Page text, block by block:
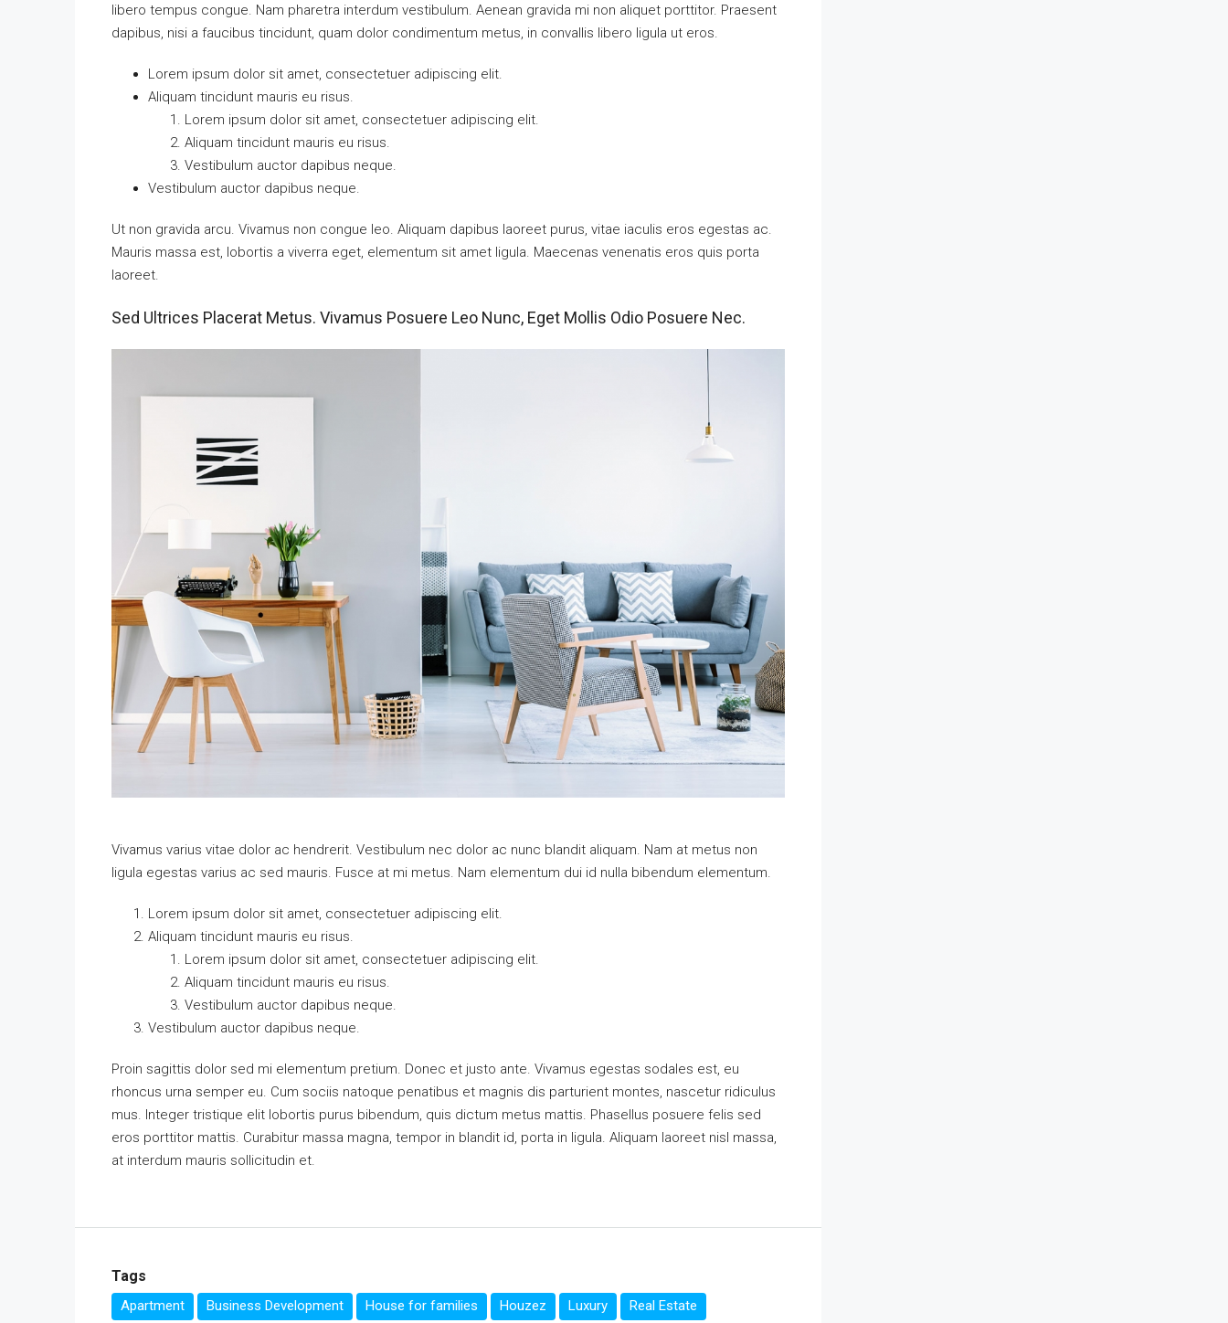
libero tempus congue. Nam pharetra interdum vestibulum. Aenean gravida mi non aliquet porttitor. Praesent
dapibus, nisi a faucibus tincidunt, quam dolor condimentum metus, in convallis libero ligula ut eros.
Lorem ipsum dolor sit amet, consectetuer adipiscing elit.
Aliquam tincidunt mauris eu risus.
Lorem ipsum dolor sit amet, consectetuer adipiscing elit.
Aliquam tincidunt mauris eu risus.
Vestibulum auctor dapibus neque.
Vestibulum auctor dapibus neque.
Ut non gravida arcu. Vivamus non congue leo. Aliquam dapibus laoreet purus, vitae iaculis eros egestas ac.
Mauris massa est, lobortis a viverra eget, elementum sit amet ligula. Maecenas venenatis eros quis porta
laoreet.
Sed Ultrices Placerat Metus. Vivamus Posuere Leo Nunc, Eget Mollis Odio Posuere Nec.
Vivamus varius vitae dolor ac hendrerit. Vestibulum nec dolor ac nunc blandit aliquam. Nam at metus non
ligula egestas varius ac sed mauris. Fusce at mi metus. Nam elementum dui id nulla bibendum elementum.
Lorem ipsum dolor sit amet, consectetuer adipiscing elit.
Aliquam tincidunt mauris eu risus.
Lorem ipsum dolor sit amet, consectetuer adipiscing elit.
Aliquam tincidunt mauris eu risus.
Vestibulum auctor dapibus neque.
Vestibulum auctor dapibus neque.
Proin sagittis dolor sed mi elementum pretium. Donec et justo ante. Vivamus egestas sodales est, eu
rhoncus urna semper eu. Cum sociis natoque penatibus et magnis dis parturient montes, nascetur ridiculus
mus. Integer tristique elit lobortis purus bibendum, quis dictum metus mattis. Phasellus posuere felis sed
eros porttitor mattis. Curabitur massa magna, tempor in blandit id, porta in ligula. Aliquam laoreet nisl massa,
at interdum mauris sollicitudin et.
Tags
Apartment Business Development House for families Houzez Luxury Real Estate